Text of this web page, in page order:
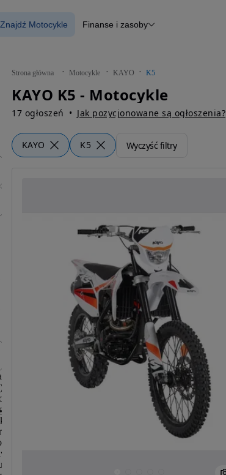
Znajdź Motocykle Finanse i zasoby
Strona główna Motocykle KAYO K5
KAYO K5 - Motocykle
17 ogłoszeń Jak pozycjonowane są ogłoszenia?
KAYO K5 Wyczyść filtry